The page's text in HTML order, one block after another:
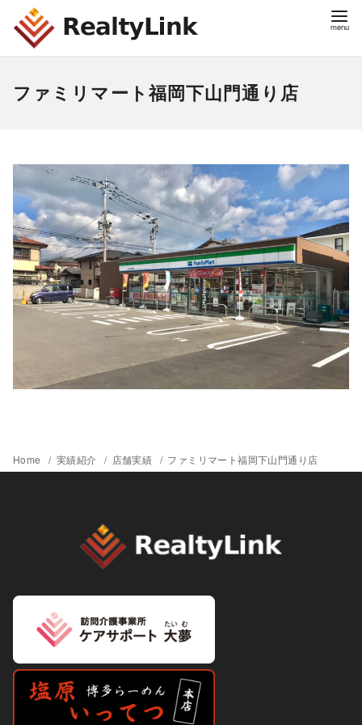
ファミリマート福岡下山門通り店
Home 実績紹介 店舗実績 ファミリマート福岡下山門通り店